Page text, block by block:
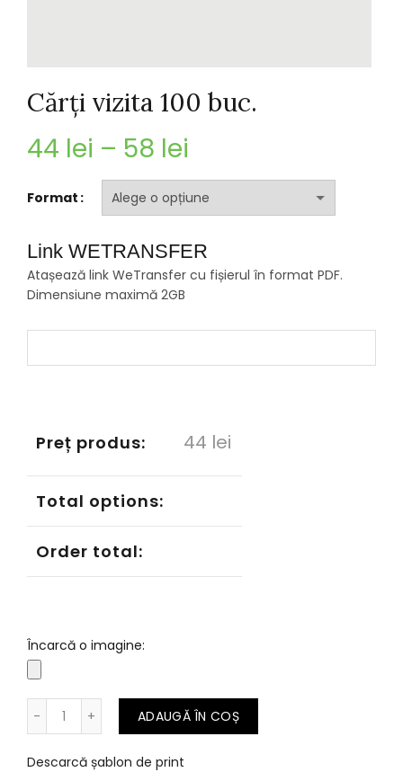
Cărți vizita 100 buc.
44 lei – 58 lei
de
prețuri:
44 lei
Format
Link WETRANSFER
Atașează link WeTransfer cu fișierul în format PDF.
Dimensiune maximă 2GB
Preț produs: 44 lei
Total options:
Order total:
Încarcă o imagine:
Cantitate Cărți vizita 100 buc.
ADAUGĂ ÎN COȘ
Descarcă șablon de print